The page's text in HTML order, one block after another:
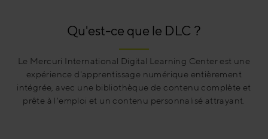
Qu'est-ce que le DLC ?
Le Mercuri International Digital Learning Center est une
expérience d'apprentissage numérique entièrement
intégrée, avec une bibliothèque de contenu complète et
prête à l'emploi et un contenu personnalisé attrayant.